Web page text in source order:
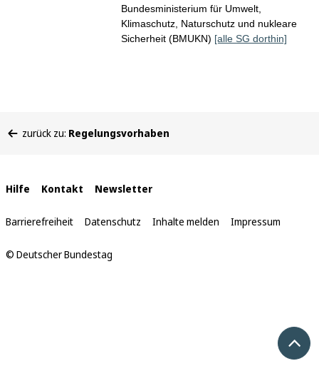
Bundesministerium für Umwelt,
Klimaschutz, Naturschutz und nukleare
Sicherheit (BMUKN) [alle SG dorthin]
befinden
zurück zu: Regelungsvorhaben
Interne
Links
Hilfe Kontakt Newsletter
Barrierefreiheit Datenschutz Inhalte melden Impressum
© Deutscher Bundestag